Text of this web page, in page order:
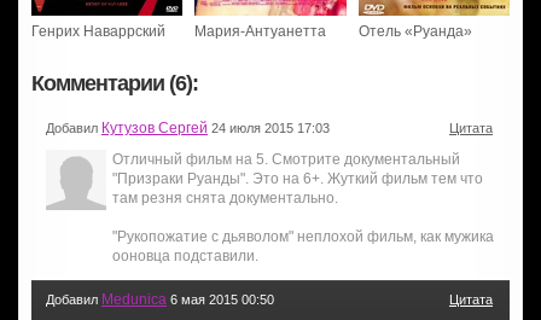
Генрих Наваррский Мария-Антуанетта Отель «Руанда»
Комментарии (6):
Добавил Кутузов Сергей 24 июля 2015 17:03 Цитата
Отличный фильм на 5. Смотрите документальный
"Призраки Руанды". Это на 6+. Жуткий фильм тем что
там резня снята документально.
"Рукопожатие с дьяволом" неплохой фильм, как мужика
ооновца подставили.
Добавил Medunica 6 мая 2015 00:50 Цитата